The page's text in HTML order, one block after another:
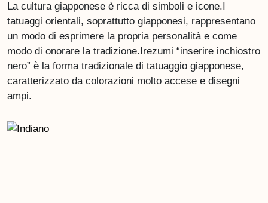
La cultura giapponese è ricca di simboli e icone.I
tatuaggi orientali, soprattutto giapponesi, rappresentano
un modo di esprimere la propria personalità e come
modo di onorare la tradizione.Irezumi “inserire inchiostro
nero” è la forma tradizionale di tatuaggio giapponese,
caratterizzato da colorazioni molto accese e disegni
ampi.